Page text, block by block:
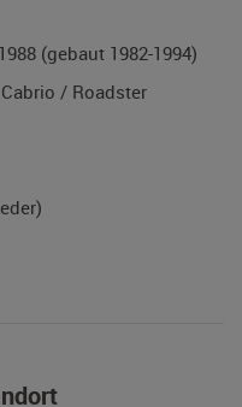
1988 (gebaut 1982-1994)
Cabrio / Roadster